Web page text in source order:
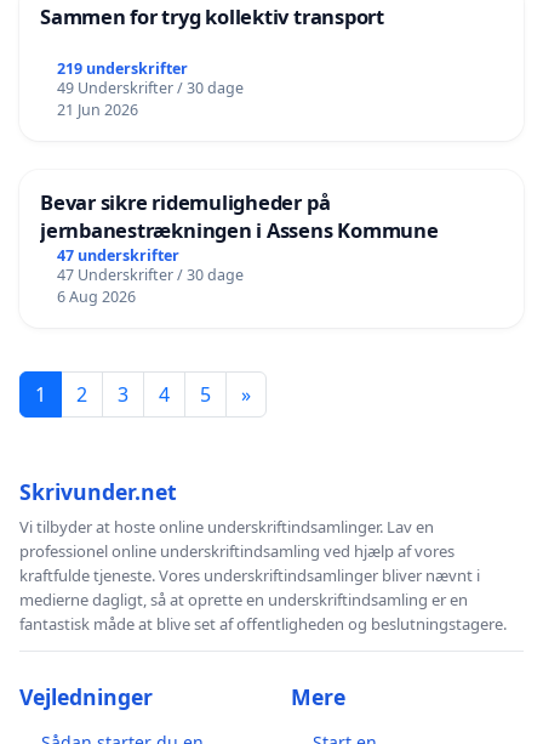
Sammen for tryg kollektiv transport
219 underskrifter
49 Underskrifter / 30 dage
21 Jun 2026
Bevar sikre ridemuligheder på
jernbanestrækningen i Assens Kommune
47 underskrifter
47 Underskrifter / 30 dage
6 Aug 2026
1 2 3 4 5 »
Skrivunder.net
Vi tilbyder at hoste online underskriftindsamlinger. Lav en
professionel online underskriftindsamling ved hjælp af vores
kraftfulde tjeneste. Vores underskriftindsamlinger bliver nævnt i
medierne dagligt, så at oprette en underskriftindsamling er en
fantastisk måde at blive set af offentligheden og beslutningstagere.
Vejledninger Mere